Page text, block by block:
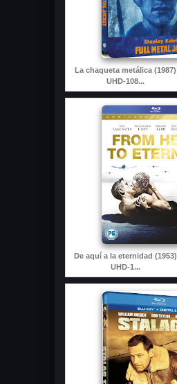
La chaqueta metálica (1987)
UHD-108...
De aquí a la eternidad (1953)
UHD-1...